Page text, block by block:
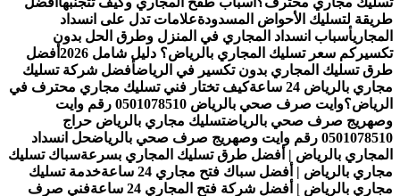
طريقة لتسليك الأحواض المسدودةعلامات تدل على انسداد
المجاريأسباب انسداد المجاري في المنزل وطرق الحل بدون
تكسيركم سعر تسليك المجاري بالرياض؟ دليل شامل 2026
أفضل
طرق تسليك المجاري بدون تكسير في الرياضأفضل شركة تسليك
مجاري بالرياض 24 ساعة
كيف تختار فني تسليك مجاري محترف في
الرياض؟
وايت صرف صحي بالرياض 0501078510 رقم وايت
وصهريج صرف صحي بالرياضتسليك مجاري بالرياض حراج
0501078510 رقم وايت وصهريج صرف صحي بالرياض
حل انسداد
المجاري بالرياض | أفضل طرق تسليك المجاري بسرعةسباك تسليك
مجاري بالرياض | أفضل سباك فتح مجاري 24 ساعة
خدمة تسليك
مجاري بالرياض | أفضل شركة فتح المجاري 24 ساعة
فني صرف